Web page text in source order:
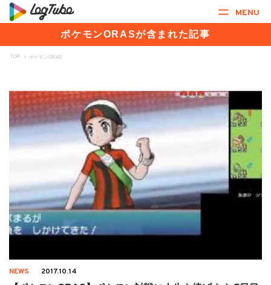
MENU
ポケモンORASが含まれた記事
TOP > ポケモンORAS
NEWS 2017.10.14